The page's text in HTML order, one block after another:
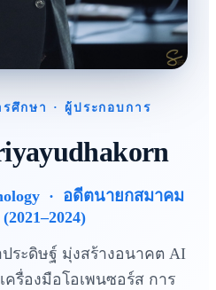
ศึกษา · ผู้ประกอบการ
· อดีตนายกสมาคม
ะดิษฐ์ มุ่งสร้างอนาคต AI
ครื่องมือโอเพนซอร์ส การ